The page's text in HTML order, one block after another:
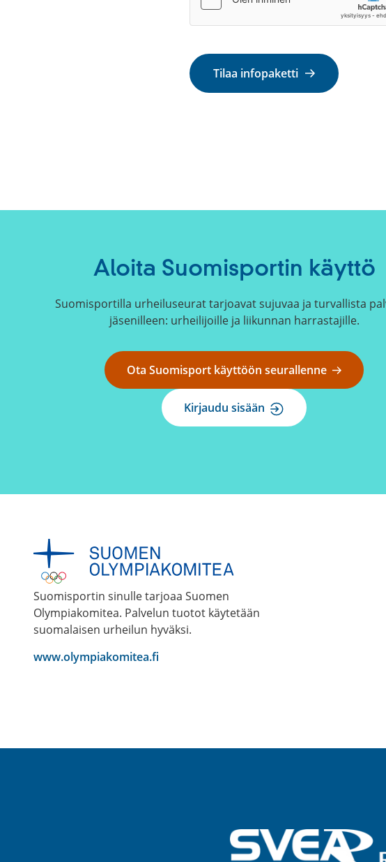
Aloita Suomisportin käyttö
Suomisportilla urheiluseurat tarjoavat sujuvaa ja turvallista
jäsenilleen: urheilijoille ja liikunnan harrastajille.
Ota Suomisport käyttöön seurallenne
Kirjaudu sisään
Suomisportin sinulle tarjoaa Suomen
Olympiakomitea. Palvelun tuotot käytetään
suomalaisen urheilun hyväksi.
www.olympiakomitea.fi